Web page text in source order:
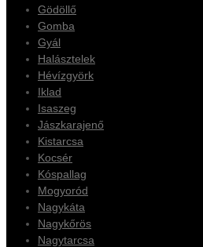
Gödöllő
Gomba
Gyál
Halásztelek
Hévízgyörk
Iklad
Isaszeg
Jászkarajenő
Kistarcsa
Kocsér
Kóspallag
Mogyoród
Nagykáta
Nagykőrös
Nagytarcsa